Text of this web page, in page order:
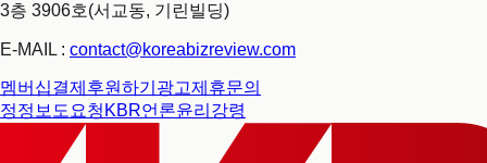
3층 3906호(서교동, 기린빌딩)
E-MAIL : contact@koreabizreview.com
멤버십결제 후원하기 광고제휴문의
정정보도요청 KBR언론윤리강령